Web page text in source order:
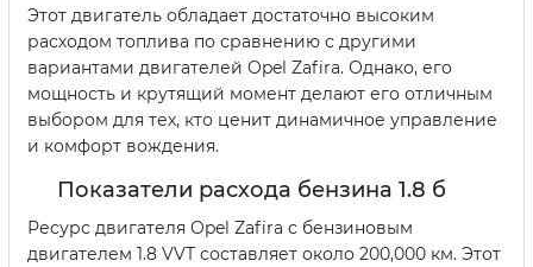
Этот двигатель обладает достаточно высоким
расходом топлива по сравнению с другими
вариантами двигателей Opel Zafira. Однако, его
мощность и крутящий момент делают его отличным
выбором для тех, кто ценит динамичное управление
и комфорт вождения.
Показатели расхода бензина 1.8 б
Ресурс двигателя Opel Zafira с бензиновым
двигателем 1.8 VVT составляет около 200,000 км. Этот